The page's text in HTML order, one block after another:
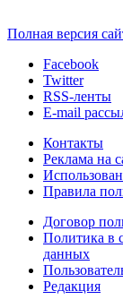
Полная версия
Facebook
Twitter
RSS-ленты
E-mail
Контакты
Реклама на
Правила
Договор
Политика в
данных
Редакция